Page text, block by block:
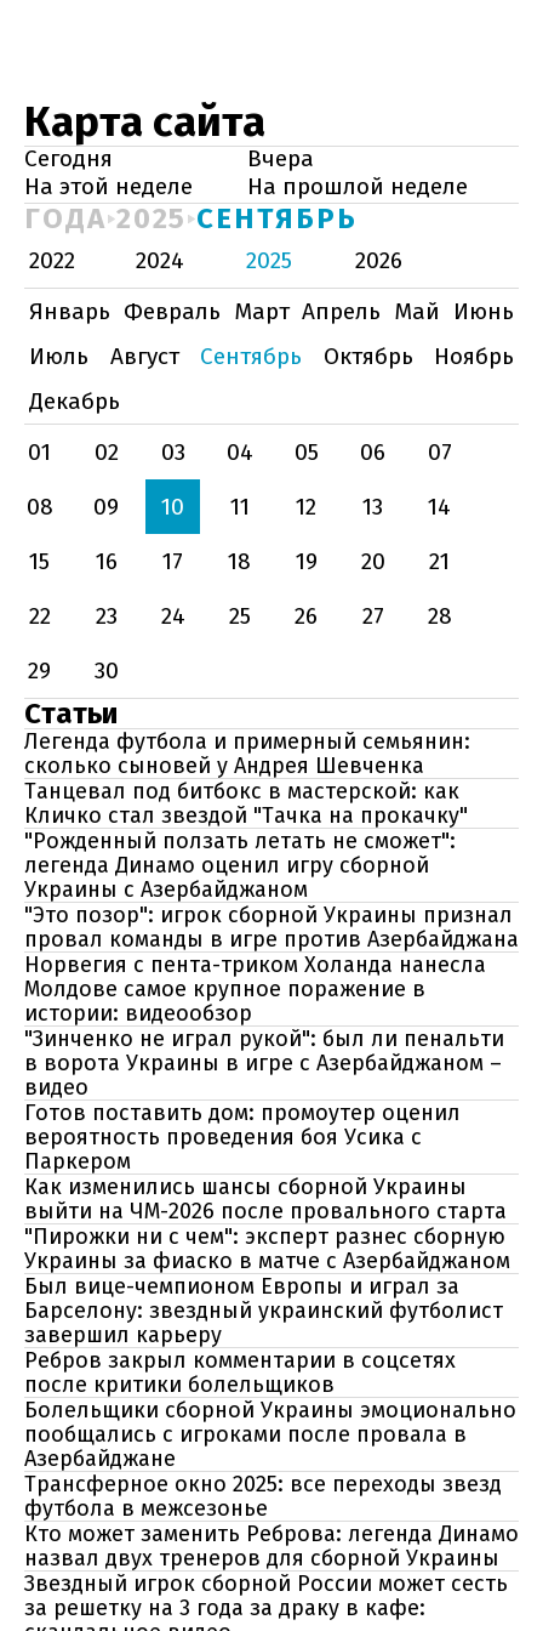
Карта сайта
Сегодня
Вчера
На этой неделе
На прошлой неделе
ГОДА 2025 СЕНТЯБРЬ
2022 2024 2025
2026
Январь Февраль Март Апрель Май
Июнь
Июль
Август Сентябрь Октябрь
Ноябрь
Декабрь
01
02 03 04 05 06
07
08
09 10 11 12 13
14
15
16 17 18 19 20
21
22
23 24 25 26 27
28
29
30
Статьи
Легенда футбола и примерный семьянин:
сколько сыновей у Андрея Шевченка
Танцевал под битбокс в мастерской: как
Кличко стал звездой "Тачка на прокачку"
"Рожденный ползать летать не сможет":
легенда Динамо оценил игру сборной
Украины с Азербайджаном
"Это позор": игрок сборной Украины признал
провал команды в игре против Азербайджана
Норвегия с пента-триком Холанда нанесла
Молдове самое крупное поражение в
истории: видеообзор
"Зинченко не играл рукой": был ли пенальти
в ворота Украины в игре с Азербайджаном –
видео
Готов поставить дом: промоутер оценил
вероятность проведения боя Усика с
Паркером
Как изменились шансы сборной Украины
выйти на ЧМ-2026 после провального старта
"Пирожки ни с чем": эксперт разнес сборную
Украины за фиаско в матче с Азербайджаном
Был вице-чемпионом Европы и играл за
Барселону: звездный украинский футболист
завершил карьеру
Ребров закрыл комментарии в соцсетях
после критики болельщиков
Болельщики сборной Украины эмоционально
пообщались с игроками после провала в
Азербайджане
Трансферное окно 2025: все переходы звезд
футбола в межсезонье
Кто может заменить Реброва: легенда Динамо
назвал двух тренеров для сборной Украины
Звездный игрок сборной России может сесть
за решетку на 3 года за драку в кафе: